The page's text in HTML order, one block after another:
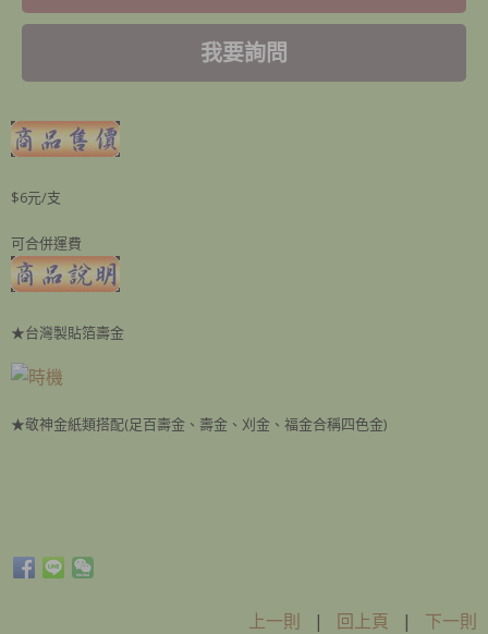
我要詢問
$6元/支
可合併運費
★台灣製貼箔壽金
★敬神金紙類搭配(足百壽金、壽金、刈金、福金合稱四色金)
上一則 | 回上頁 | 下一則